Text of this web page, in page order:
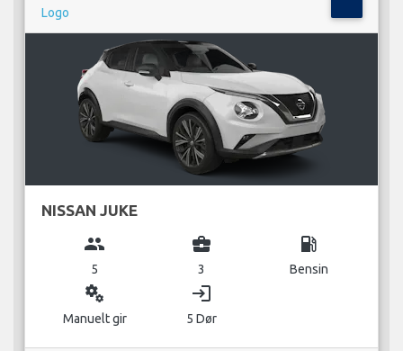
NISSAN JUKE
group
5
business_center
3
local_gas_station
Bensin
miscellaneous_services
Manuelt gir
login
5 Dør